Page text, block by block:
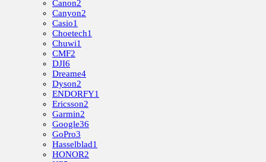
Canon2
Canyon2
Casio1
Choetech1
Chuwi1
CMF2
DJI6
Dreame4
Dyson2
ENDORFY1
Ericsson2
Garmin2
Google36
GoPro3
Hasselblad1
HONOR2